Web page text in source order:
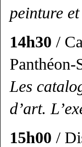
peinture
14h30 /
Panthéon-
Les
d’art.
15h00 /